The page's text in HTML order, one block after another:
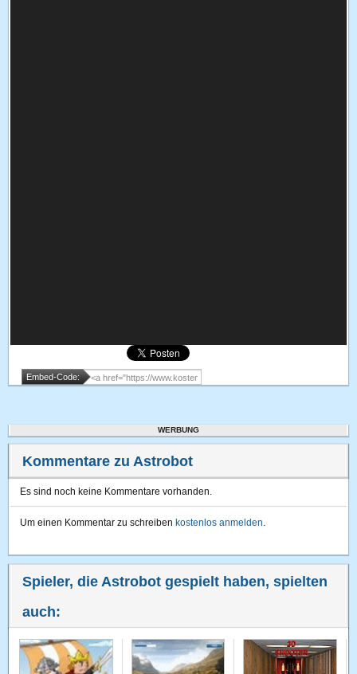
Embed-Code:
WERBUNG
Kommentare zu Astrobot
Es sind noch keine Kommentare vorhanden.
Um einen Kommentar zu schreiben kostenlos anmelden.
Spieler, die Astrobot gespielt haben, spielten
auch: